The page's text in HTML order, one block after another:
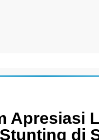
Apresiasi
di